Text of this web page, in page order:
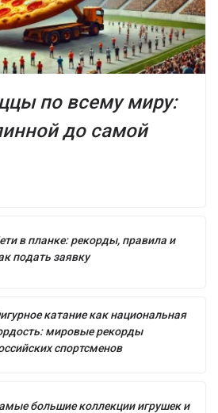
по всему миру:
до самой
в планке: рекорды, правила и
подать заявку
катание как национальная
мировые рекорды
спортсменов
большие коллекции игрушек и